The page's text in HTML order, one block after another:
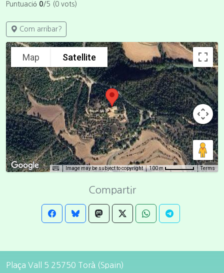
Puntuació 0/5 (0 vots)
Com arribar?
Map Satellite
Image may be subject to copyright 100 m Terms
Compartir
Plaça Vall 5 25750 Torà (Spain)